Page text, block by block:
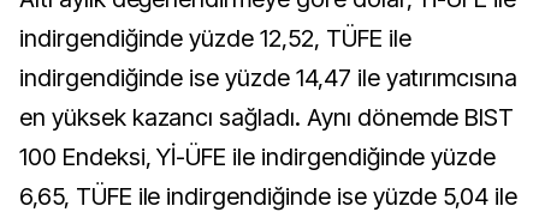
indirgendiğinde yüzde 12,52, TÜFE ile
indirgendiğinde ise yüzde 14,47 ile yatırımcısına
en yüksek kazancı sağladı. Aynı dönemde BIST
100 Endeksi, Yİ-ÜFE ile indirgendiğinde yüzde
6,65, TÜFE ile indirgendiğinde ise yüzde 5,04 ile